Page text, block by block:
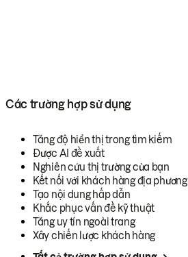
Các trường hợp sử dụng
Tăng độ hiển thị trong tìm kiếm
Được AI đề xuất
Nghiên cứu thị trường của bạn
Kết nối với khách hàng địa phương
Tạo nội dung hấp dẫn
Khắc phục vấn đề kỹ thuật
Tăng uy tín ngoài trang
Xây chiến lược khách hàng